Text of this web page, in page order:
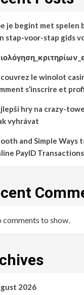
je begint met spelen
stap-voor-stap gids
le winolot
s’inscrire et
hry na crazy-
vyhrávat
and Simple Ways
PayID Transactions
comments to show.
2026